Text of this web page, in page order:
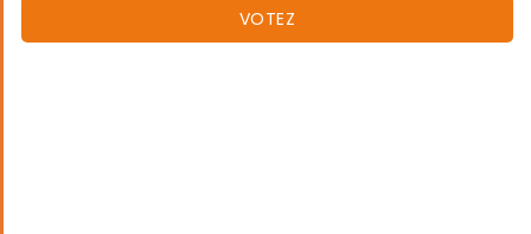
VOTEZ